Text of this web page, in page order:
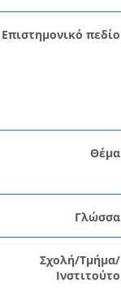
Επιστημονικό πεδίο
Θέμα
Γλώσσα
Σχολή/Τμήμα/
Ινστιτούτο